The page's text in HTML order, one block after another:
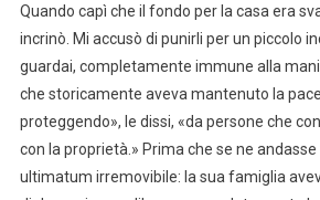
Quando capì che il fondo per la casa era
incrinò. Mi accusò di punirli per un piccolo
guardai, completamente immune alla
che storicamente aveva mantenuto la
proteggendo», le dissi, «da persone che
con la proprietà.» Prima che se ne
ultimatum irremovibile: la sua famiglia